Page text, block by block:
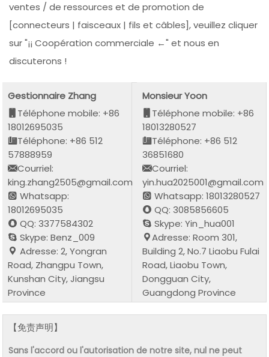
ventes / de ressources et de promotion de
[connecteurs | faisceaux | fils et câbles], veuillez cliquer
sur "¡¡ Coopération commerciale ←" et nous en
discuterons !
Gestionnaire Zhang
Téléphone mobile: +86
18012695035
Téléphone: +86 512
57888959
Courriel:
king.zhang2505@gmail.com
Whatsapp:
18012695035
QQ: 3377584302
Skype: Benz_009
Adresse: 2, Yongran
Road, Zhangpu Town,
Kunshan City, Jiangsu
Province
Monsieur Yoon
Téléphone mobile: +86
18013280527
Téléphone: +86 512
36851680
Courriel:
yin.hua2025001@gmail.com
Whatsapp: 18013280527
QQ: 3085856605
Skype: Yin_hua001
Adresse: Room 301,
Building 2, No.7 Liaobu Fulai
Road, Liaobu Town,
Dongguan City,
Guangdong Province
【免责声明】
Sans l'accord ou l'autorisation de notre site, nul ne peut